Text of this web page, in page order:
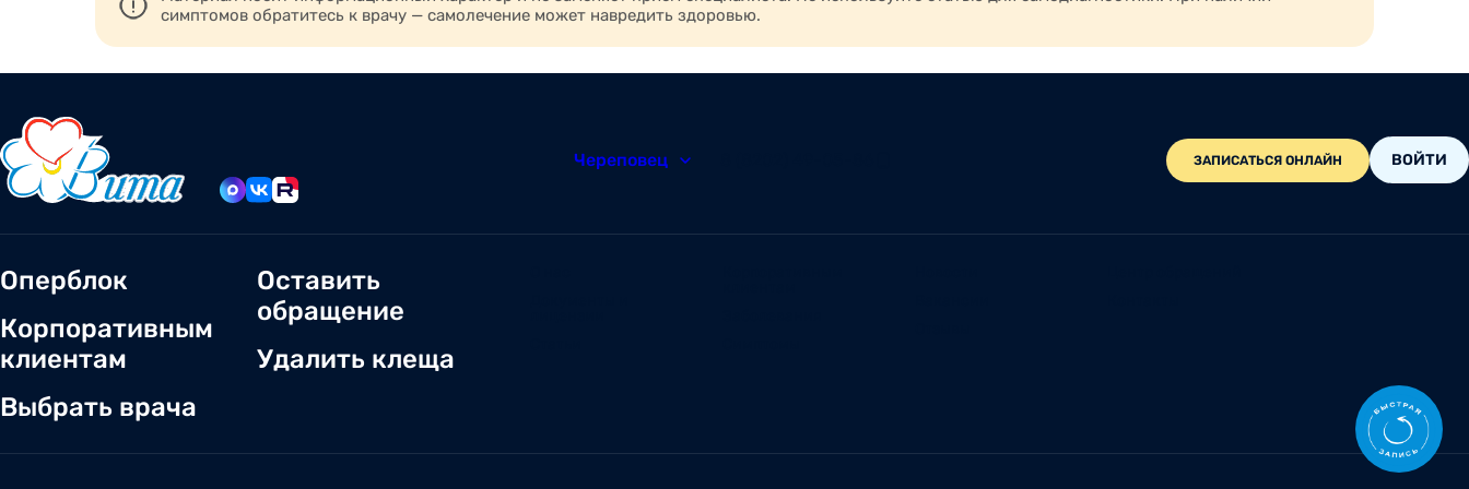
симптомов обратитесь к врачу — самолечение может навредить здоровью.
Череповец ЗАПИСАТЬСЯ ОНЛАЙН ВОЙТИ
Оперблок
Корпоративным
клиентам
Выбрать врача
Оставить
обращение
Удалить клеща